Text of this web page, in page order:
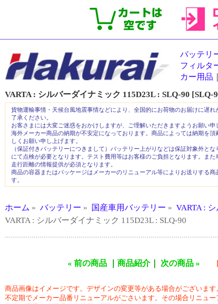
バッテリ
フィルタ
カー用品
VARTA : シルバーダイナミック 115D23L : SLQ-90 [SLQ-
貨物運輸事情・天候台風地震事情などにより、全国的にお荷物のお届けに遅
了承ください。
お客さまには大変ご迷惑をおかけしますが、ご理解いただきますようお願い申
海外メーカー商品の納期が不安定になっております。商品によっては納期を
しくお願い申し上げます。
（保証付きバッテリーにつきまして）バッテリー上がりなどは保証対象外と
にて点検が必要となります。テスト費用等はお客様のご負担となります。ま
走行距離の情報提供が必須となります。
商品の容器またはパッケージはメーカーのリニューアル等によりお送りする
す。
ホーム » バッテリー » 国産車用バッテリー » VARTA :
VARTA : シルバーダイナミック 115D23L : SLQ-90
« 前の商品 商品紹介｜ 次の商品 »
商品画像はイメージです。デザインの変更等がある場合がございます
不定期でメーカー品番リニューアルがごさいます。その場合リニュ